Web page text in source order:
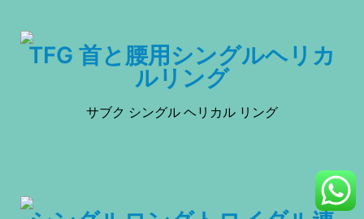
TFG 首と腰用シングルヘリカ
ルリング
サブク シングル ヘリカル リング